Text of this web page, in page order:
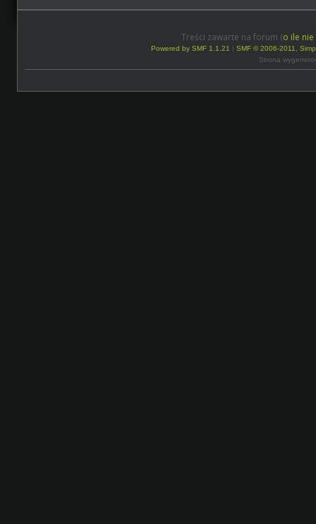
Treści zawarte na forum (o ile
Powered by SMF 1.1.21 | SMF © 2006-2011,
Strona